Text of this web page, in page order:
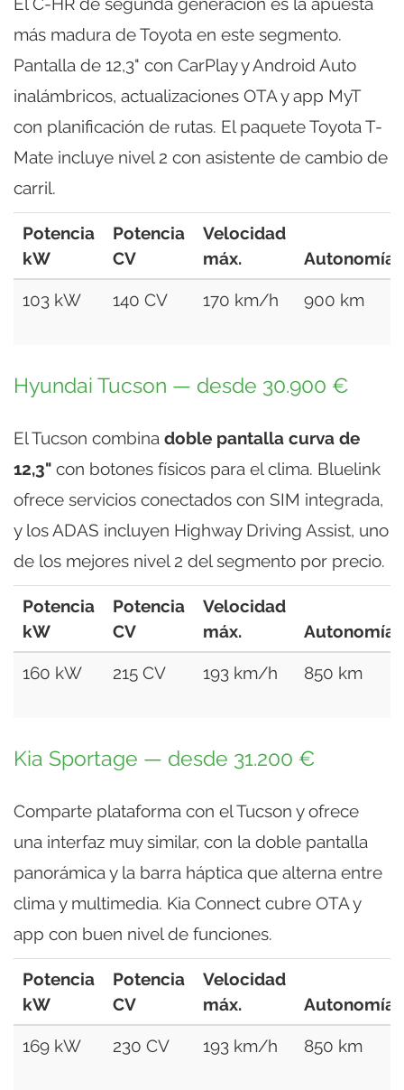
más madura de Toyota en este segmento.
Pantalla de 12,3" con CarPlay y Android Auto
inalámbricos, actualizaciones OTA y app MyT
con planificación de rutas. El paquete Toyota T-
Mate incluye nivel 2 con asistente de cambio de
carril.
Potencia
kW
Potencia
CV
Velocidad
máx.
Autonomía
103 kW 140 CV 170 km/h 900 km
Hyundai Tucson — desde 30.900 €
El Tucson combina doble pantalla curva de
12,3" con botones físicos para el clima. Bluelink
ofrece servicios conectados con SIM integrada,
y los ADAS incluyen Highway Driving Assist, uno
de los mejores nivel 2 del segmento por precio.
Potencia
kW
Potencia
CV
Velocidad
máx.
Autonomía
160 kW 215 CV 193 km/h 850 km
Kia Sportage — desde 31.200 €
Comparte plataforma con el Tucson y ofrece
una interfaz muy similar, con la doble pantalla
panorámica y la barra háptica que alterna entre
clima y multimedia. Kia Connect cubre OTA y
app con buen nivel de funciones.
Potencia
kW
Potencia
CV
Velocidad
máx.
Autonomía
169 kW 230 CV 193 km/h 850 km